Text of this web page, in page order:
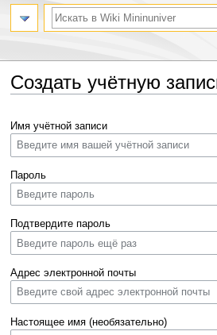
Создать учётную
к
навигации
к
поиску
Имя учётной записи
Пароль
Подтвердите пароль
Адрес электронной почты
Настоящее имя (необязательно)